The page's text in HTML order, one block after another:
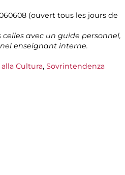
(ouvert tous les jours de
celles avec un guide personnel,
enseignant interne.
alla Cultura, Sovrintendenza